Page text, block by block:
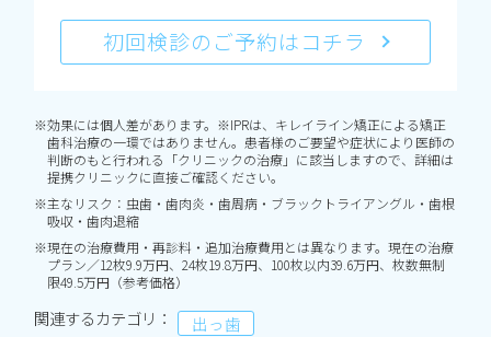
初回検診のご予約はコチラ
※効果には個人差があります。※IPRは、キレイライン矯正による矯正
歯科治療の一環ではありません。患者様のご要望や症状により医師の
判断のもと行われる「クリニックの治療」に該当しますので、詳細は
提携クリニックに直接ご確認ください。
※主なリスク：虫歯・歯肉炎・歯周病・ブラックトライアングル・歯根
吸収・歯肉退縮
※現在の治療費用・再診料・追加治療費用とは異なります。現在の治療
プラン／12枚9.9万円、24枚19.8万円、100枚以内39.6万円、枚数無制
限49.5万円（参考価格）
関連するカテゴリ： 出っ歯